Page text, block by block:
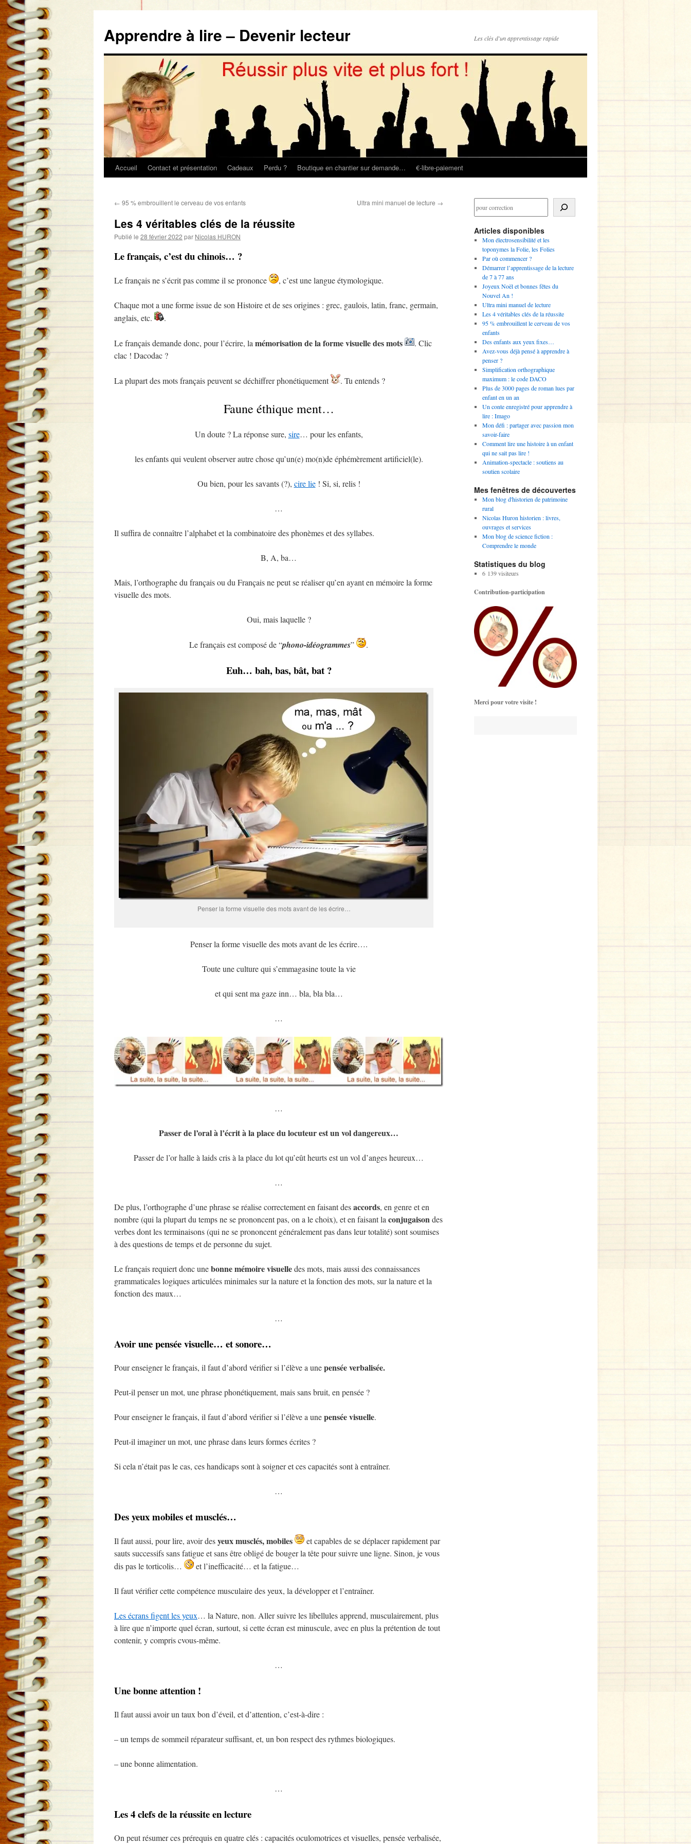
contenu
Apprendre à lire – Devenir lecteur Les clés d'un apprentissage rapide
Accueil Contact et présentation Cadeaux Perdu ? Boutique en chantier sur demande… €-libre-paiement
← 95 % embrouillent le cerveau de vos enfants Ultra mini manuel de lecture →
Les 4 véritables clés de la réussite
Publié le 28 février 2022 par Nicolas HURON
Le français, c’est du chinois… ?
Le français ne s’écrit pas comme il se prononce , c’est une langue étymologique.
Chaque mot a une forme issue de son Histoire et de ses origines : grec, gaulois, latin, franc, germain,
anglais, etc.
.
Le français demande donc, pour l’écrire, la mémorisation de la forme visuelle des mots
. Clic
clac ! Dacodac ?
La plupart des mots français peuvent se déchiffrer phonétiquement . Tu entends ?
Faune éthique ment…
Un doute ? La réponse sure, sire… pour les enfants,
les enfants qui veulent observer autre chose qu’un(e) mo(n)de éphémèrement artificiel(le).
Ou bien, pour les savants (?), cire lie! Si, si, relis !
…
Il suffira de connaître l’alphabet et la combinatoire des phonèmes et des syllabes.
B, A, ba…
Mais, l’orthographe du français ou du Français ne peut se réaliser qu’en ayant en mémoire la forme
visuelle des mots.
Oui, mais laquelle ?
Le français est composé de “phono-idéogrammes” .
Euh… bah, bas, bât, bat ?
Penser la forme visuelle des mots avant de les écrire…
Penser la forme visuelle des mots avant de les écrire….
Toute une culture qui s’emmagasine toute la vie
et qui sent ma gaze inn… bla, bla bla…
…
…
Passer de l’oral à l’écrit à la place du locuteur est un vol dangereux…
Passer de l’or halle à laids cris à la place du lot qu’eût heurts est un vol d’anges heureux…
…
De plus, l’orthographe d’une phrase se réalise correctement en faisant desaccords, en genre et en
nombre (qui la plupart du temps ne se prononcent pas, on a le choix), et en faisant la conjugaisondes
verbes dont les terminaisons (qui ne se prononcent généralement pas dans leur totalité) sont soumises
à des questions de temps et de personne du sujet.
Le français requiert donc unebonne mémoire visuelledes mots, mais aussi des connaissances
grammaticales logiques articulées minimales sur la nature et la fonction des mots, sur la nature et la
fonction des maux…
…
Avoir une pensée visuelle… et sonore…
Pour enseigner le français, il faut d’abord vérifier si l’élève a unepensée verbalisée.
Peut-il penser un mot, une phrase phonétiquement, mais sans bruit, en pensée ?
Pour enseigner le français, il faut d’abord vérifier si l’élève a unepensée visuelle.
Peut-il imaginer un mot, une phrase dans leurs formes écrites ?
Si cela n’était pas le cas, ces handicaps sont à soigner et ces capacités sont à entraîner.
…
Des yeux mobiles et musclés…
Il faut aussi, pour lire, avoir desyeux musclés, mobiles
et capables de se déplacer rapidement par
sauts successifs sans fatigue et sans être obligé de bouger la tête pour suivre une ligne. Sinon, je vous
dis pas le torticolis…
et l’inefficacité… et la fatigue…
Il faut vérifier cette compétence musculaire des yeux, la développer et l’entraîner.
Les écrans figent les yeux… la Nature, non. Aller suivre les libellules apprend, musculairement, plus
à lire que n’importe quel écran, surtout, si cette écran est minuscule, avec en plus la prétention de tout
contenir, y compris cvous-même.
…
Une bonne attention !
Il faut aussi avoir un taux bon d’éveil, et d’attention, c’est-à-dire :
– un temps de sommeil réparateur suffisant, et, un bon respect des rythmes biologiques.
– une bonne alimentation.
…
Les 4 clefs de la réussite en lecture
On peut résumer ces prérequis en quatre clés : capacités oculomotrices et visuelles, pensée verbalisée,
Articles disponibles
Mon électrosensibilité et les
toponymes la Folie, les Folies
Par où commencer ?
Démarrer l’apprentissage de la lecture
de 7 à 77 ans
Joyeux Noël et bonnes fêtes du
Nouvel An !
Ultra mini manuel de lecture
Les 4 véritables clés de la réussite
95 % embrouillent le cerveau de vos
enfants
Des enfants aux yeux fixes…
Avez-vous déjà pensé à apprendre à
penser ?
Simplification orthographique
maximum : le code DACO
Plus de 3000 pages de roman lues par
enfant en un an
Un conte enregistré pour apprendre à
lire : Imago
Mon défi : partager avec passion mon
savoir-faire
Comment lire une histoire à un enfant
qui ne sait pas lire !
Animation-spectacle : soutiens au
soutien scolaire
Mes fenêtres de découvertes
Mon blog d'historien de patrimoine
rural
Nicolas Huron historien : livres,
ouvrages et services
Mon blog de science fiction :
Comprendre le monde
Statistiques du blog
6 139 visiteurs
Contribution-participation
Merci pour votre visite !